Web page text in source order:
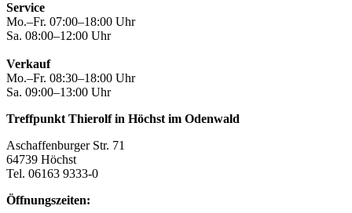
Service
Mo.–Fr. 07:00–18:00 Uhr
Sa. 08:00–12:00 Uhr
Verkauf
Mo.–Fr. 08:30–18:00 Uhr
Sa. 09:00–13:00 Uhr
Treffpunkt Thierolf in Höchst im Odenwald
Aschaffenburger Str. 71
64739 Höchst
Tel. 06163 9333-0
Öffnungszeiten: